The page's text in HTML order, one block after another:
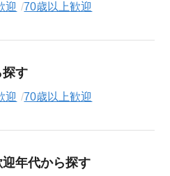
迎 70歳以上歓迎
探す
迎 70歳以上歓迎
年代から探す